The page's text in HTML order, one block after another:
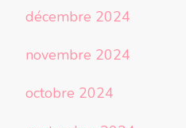
décembre 2024
novembre 2024
octobre 2024